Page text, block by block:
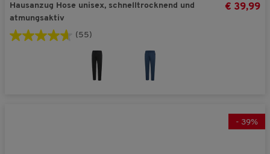
Hausanzug Hose unisex, schnelltrocknend und
atmungsaktiv
€ 39,99
(55)
- 39%